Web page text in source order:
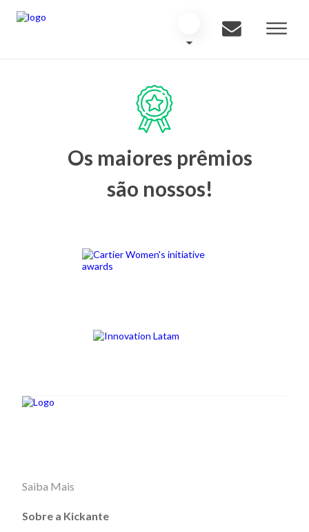
Os maiores prêmios
são nossos!
Saiba Mais
Sobre a Kickante